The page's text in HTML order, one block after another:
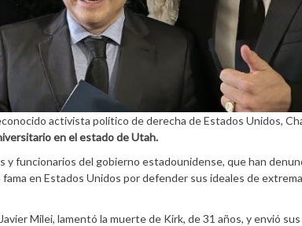
activista político de derecha de Estados Unidos,
en el estado de Utah.
y funcionarios del gobierno estadounidense, que han
en Estados Unidos por defender sus ideales de
Milei, lamentó la muerte de Kirk, de 31 años, y envió sus